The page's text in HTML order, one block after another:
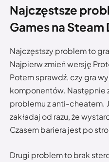
Najczęstsze
Games na Steam
Najczęstszy problem to
Najpierw zmień wersję
Potem sprawdź, czy gra
komponentów. Następnie
problemu z anti-cheatem.
zakładaj od razu, że
Czasem bariera jest po
Drugi problem to brak